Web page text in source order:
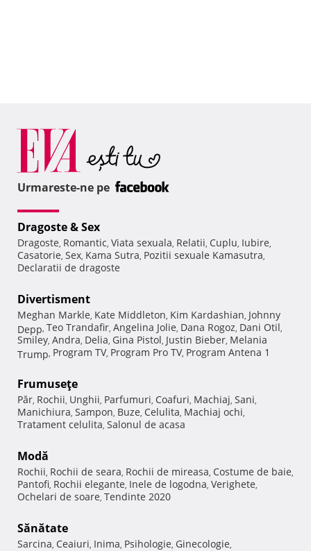
Urmareste-ne pe
Dragoste & Sex
Dragoste, Romantic, Viata sexuala, Relatii, Cuplu, Iubire,
Casatorie, Sex, Kama Sutra, Pozitii sexuale Kamasutra,
Declaratii de dragoste
Divertisment
Meghan Markle, Kate Middleton, Kim Kardashian, Johnny
Depp, Teo Trandafir, Angelina Jolie, Dana Rogoz, Dani Otil,
Smiley, Andra, Delia, Gina Pistol, Justin Bieber, Melania
Trump, Program TV, Program Pro TV, Program Antena 1
Frumuseţe
Păr, Rochii, Unghii, Parfumuri, Coafuri, Machiaj, Sani,
Manichiura, Sampon, Buze, Celulita, Machiaj ochi,
Tratament celulita, Salonul de acasa
Modă
Rochii, Rochii de seara, Rochii de mireasa, Costume de baie,
Pantofi, Rochii elegante, Inele de logodna, Verighete,
Ochelari de soare, Tendinte 2020
Sănătate
Sarcina, Ceaiuri, Inima, Psihologie, Ginecologie,